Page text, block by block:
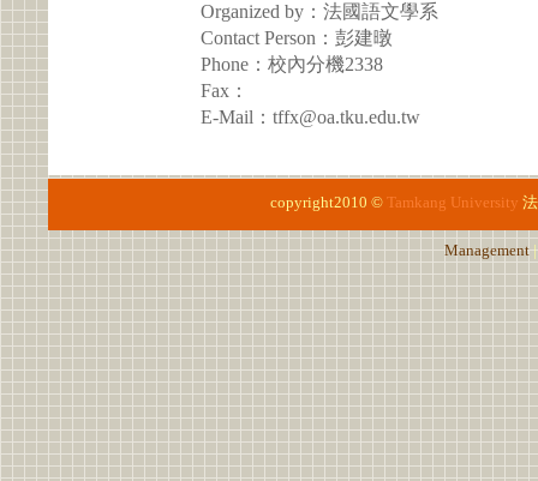
Organized by：法國語文學系
Contact Person：彭建暾
Phone：校內分機2338
Fax：
E-Mail：tffx@oa.tku.edu.tw
copyright2010 © Tamkang University
Management